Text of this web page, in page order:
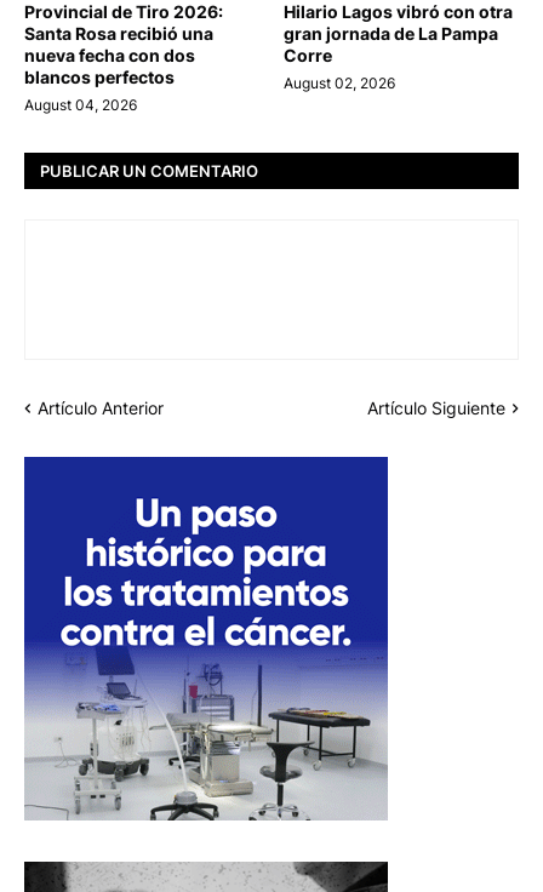
Provincial de Tiro 2026:
Santa Rosa recibió una
nueva fecha con dos
blancos perfectos
August 04, 2026
Hilario Lagos vibró con otra
gran jornada de La Pampa
Corre
August 02, 2026
PUBLICAR UN COMENTARIO
Artículo Anterior Artículo Siguiente